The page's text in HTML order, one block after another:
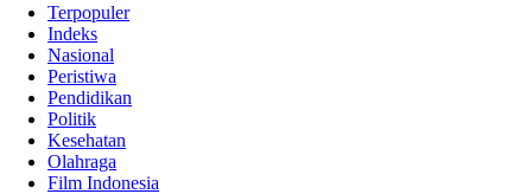
Terpopuler
Indeks
Nasional
Peristiwa
Pendidikan
Politik
Kesehatan
Olahraga
Film Indonesia